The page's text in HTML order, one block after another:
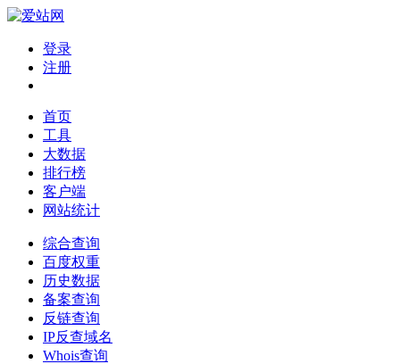
登录
注册
首页
工具
大数据
排行榜
客户端
网站统计
综合查询
百度权重
历史数据
备案查询
反链查询
IP反查域名
Whois查询